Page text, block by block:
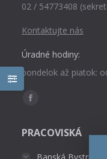
02 / 54773408
Kontaktujte nás
Úradné hodiny:
pondelok až piatok:
Find us on:
Facebook
opens
PRACOVISKÁ